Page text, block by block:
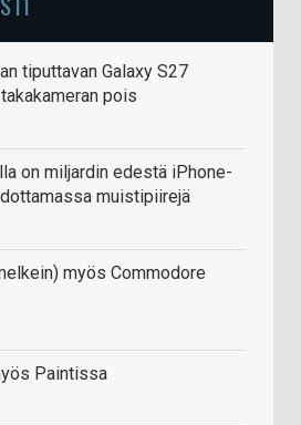
tiputtavan Galaxy S27
pois
on miljardin edestä iPhone-
muistipiirejä
myös Commodore
Paintissa